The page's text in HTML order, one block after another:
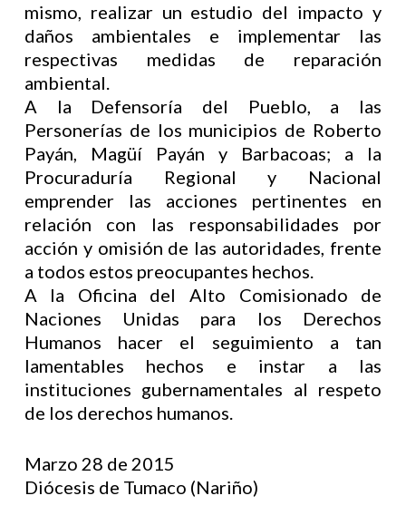
mismo, realizar un estudio del impacto y
daños ambientales e implementar las
respectivas medidas de reparación
ambiental.
A la Defensoría del Pueblo, a las
Personerías de los municipios de Roberto
Payán, Magüí Payán y Barbacoas; a la
Procuraduría Regional y Nacional
emprender las acciones pertinentes en
relación con las responsabilidades por
acción y omisión de las autoridades, frente
a todos estos preocupantes hechos.
A la Oficina del Alto Comisionado de
Naciones Unidas para los Derechos
Humanos hacer el seguimiento a tan
lamentables hechos e instar a las
instituciones gubernamentales al respeto
de los derechos humanos.
Marzo 28 de 2015
Diócesis de Tumaco (Nariño)